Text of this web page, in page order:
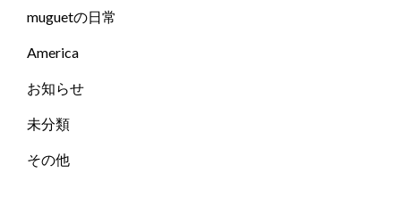
muguetの日常
America
お知らせ
未分類
その他